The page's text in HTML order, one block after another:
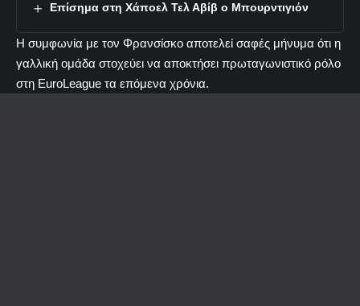
Επίσημα στη Χάποελ Τελ Αβίβ ο Μπουρντιγιόν
Η συμφωνία με τον Φρανσίσκο αποτελεί σαφές μήνυμα ότι η
γαλλική ομάδα στοχεύει να αποκτήσει πρωταγωνιστικό ρόλο
στη EuroLeague τα επόμενα χρόνια.